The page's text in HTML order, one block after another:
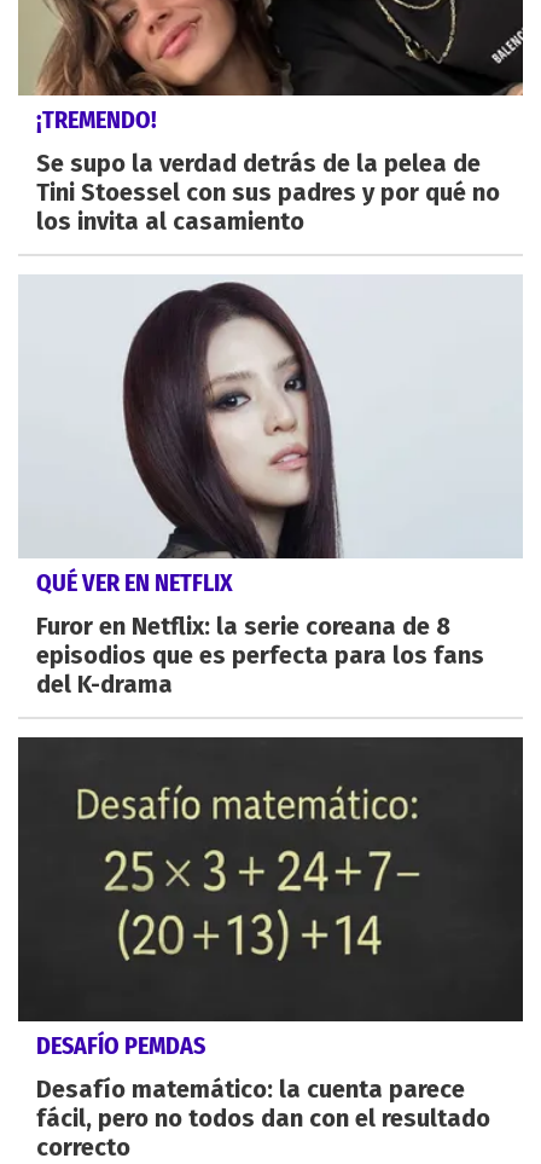
¡TREMENDO!
Se supo la verdad detrás de la pelea de
Tini Stoessel con sus padres y por qué no
los invita al casamiento
QUÉ VER EN NETFLIX
Furor en Netflix: la serie coreana de 8
episodios que es perfecta para los fans
del K-drama
DESAFÍO PEMDAS
Desafío matemático: la cuenta parece
fácil, pero no todos dan con el resultado
correcto